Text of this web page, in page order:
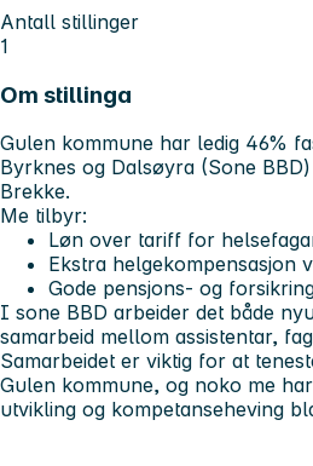
Antall stillinger
1
Om stillinga
Gulen kommune har ledig 46%
Byrknes og Dalsøyra (Sone
Brekke.
Me tilbyr:
Løn over tariff for
Ekstra helgekompensasjon
Gode pensjons- og
I sone BBD arbeider det både
samarbeid mellom assistentar,
Samarbeidet er viktig for at
Gulen kommune, og noko me
utvikling og kompetanseheving